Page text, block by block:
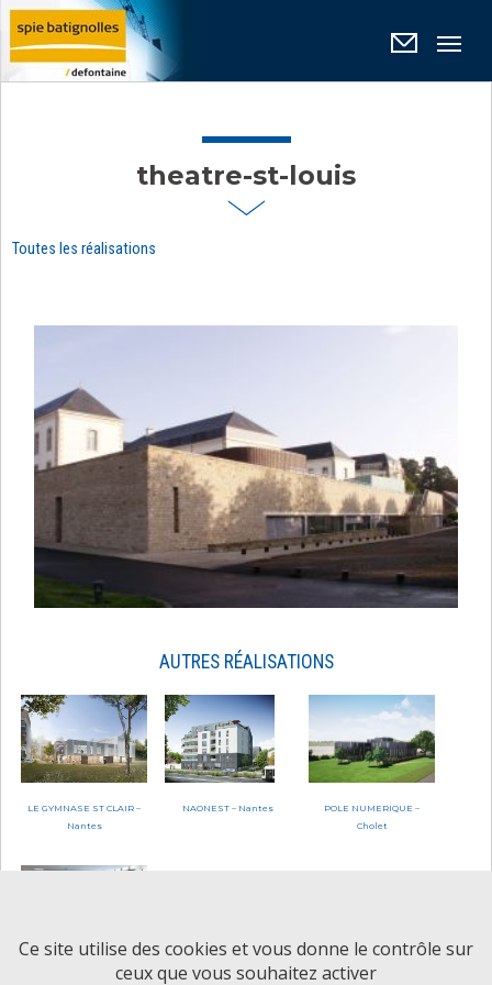
theatre-st-louis
Toutes les réalisations
AUTRES RÉALISATIONS
LE GYMNASE ST CLAIR –
Nantes
NAONEST – Nantes
POLE NUMERIQUE –
Cholet
BODET SOFTWARE 2 –
Panneau de gestion des cookies
Ce site utilise des cookies et vous donne le contrôle sur
ceux que vous souhaitez activer